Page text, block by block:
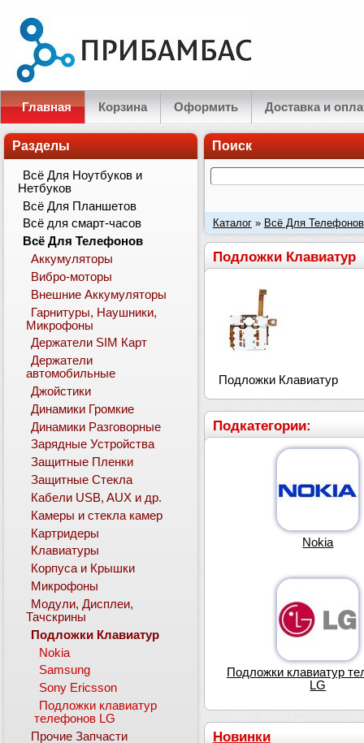
Главная Корзина Оформить Доставка и
Поиск
Каталог» Всё Для Телефонов
Подложки Клавиатур
Подложки Клавиатур
Подкатегории:
Nokia
Подложки клавиатур
LG
Новинки
Разделы
Всё Для Ноутбуков и
Нетбуков
Всё Для Планшетов
Всё для смарт-часов
Всё Для Телефонов
Аккумуляторы
Вибро-моторы
Внешние Аккумуляторы
Гарнитуры, Наушники,
Микрофоны
Держатели SIM Карт
Держатели
автомобильные
Джойстики
Динамики Громкие
Динамики Разговорные
Зарядные Устройства
Защитные Пленки
Защитные Стекла
Кабели USB, AUX и др.
Камеры и стекла камер
Картридеры
Клавиатуры
Корпуса и Крышки
Микрофоны
Модули, Дисплеи,
Тачскрины
Подложки Клавиатур
Nokia
Samsung
Sony Ericsson
Подложки клавиатур
телефонов LG
Прочие Запчасти